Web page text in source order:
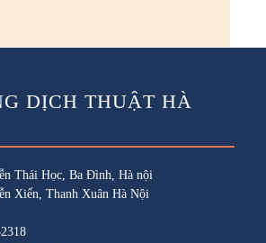
DỊCH THUẬT HÀ
Thái Học, Ba Đình, Hà nội
Xiển, Thanh Xuân Hà Nội